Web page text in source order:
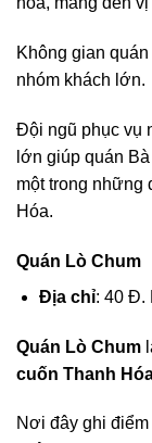
Không gian
nhóm khách lớn.
Đội ngũ phục vụ
lớn giúp quán
một trong những
Hóa.
Quán Lò Chum
Địa chỉ: 40 Đ.
Quán Lò Chum
cuốn Thanh
Nơi đây ghi